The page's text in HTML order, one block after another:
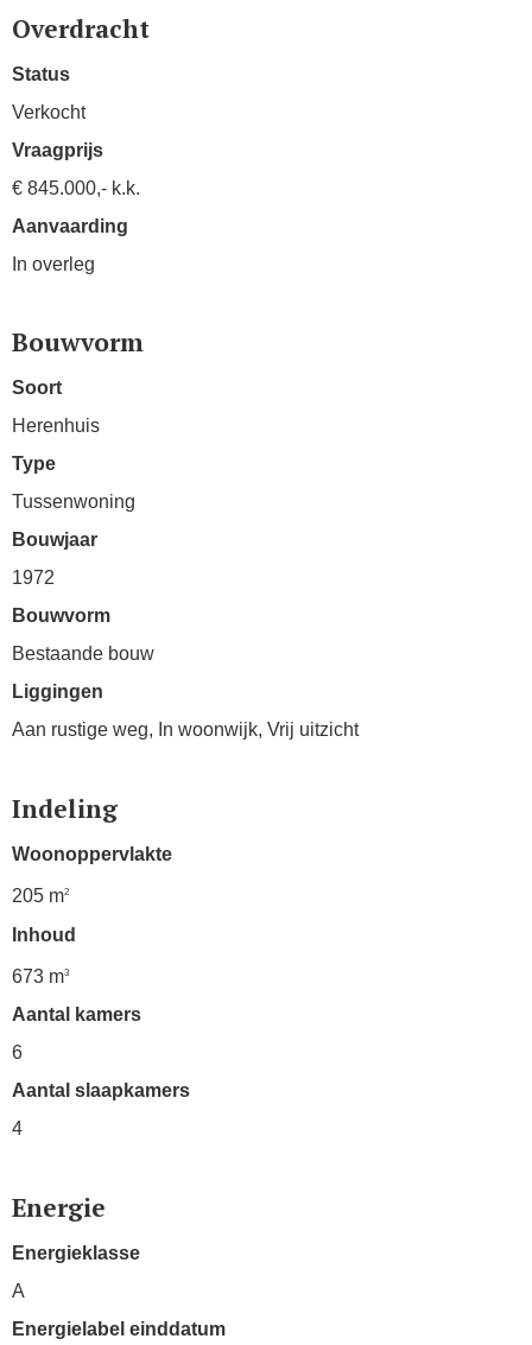
Overdracht
Status
Verkocht
Vraagprijs
€ 845.000,- k.k.
Aanvaarding
In overleg
Bouwvorm
Soort
Herenhuis
Type
Tussenwoning
Bouwjaar
1972
Bouwvorm
Bestaande bouw
Liggingen
Aan rustige weg, In woonwijk, Vrij uitzicht
Indeling
Woonoppervlakte
205 m2
Inhoud
673 m3
Aantal kamers
6
Aantal slaapkamers
4
Energie
Energieklasse
A
Energielabel einddatum